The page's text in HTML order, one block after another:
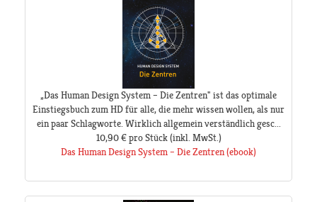
„Das Human Design System – Die Zentren" ist das optimale
Einstiegsbuch zum HD für alle, die mehr wissen wollen, als nur
ein paar Schlagworte. Wirklich allgemein verständlich gesc...
10,90 € pro Stück(inkl. MwSt.)
Das Human Design System – Die Zentren (ebook)